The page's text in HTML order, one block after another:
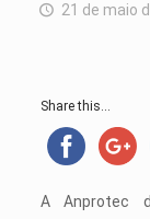
21 de maio
Share this...
A Anprotec